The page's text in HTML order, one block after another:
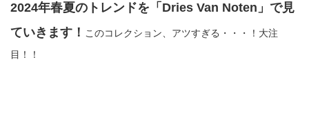
2024年春夏のトレンドを「Dries Van Noten」で見
ていきます！ このコレクション、アツすぎる・・・！大注
目！！